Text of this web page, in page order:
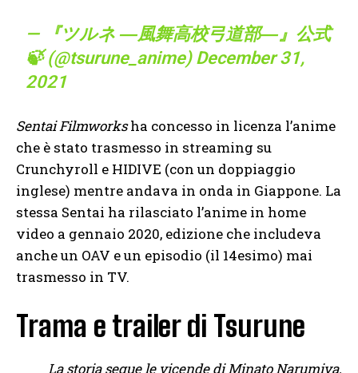
— 『ツルネ ―風舞高校弓道部―』公式
🍃 (@tsurune_anime) December 31,
2021
Sentai Filmworksha concesso in licenza l’anime
che è stato trasmesso in streaming su
Crunchyroll e HIDIVE (con un doppiaggio
inglese) mentre andava in onda in Giappone. La
stessa Sentai ha rilasciato l’anime in home
video a gennaio 2020, edizione che includeva
anche un OAV e un episodio (il 14esimo) mai
trasmesso in TV.
Trama e trailer di Tsurune
La storia segue le vicende di Minato Narumiya,